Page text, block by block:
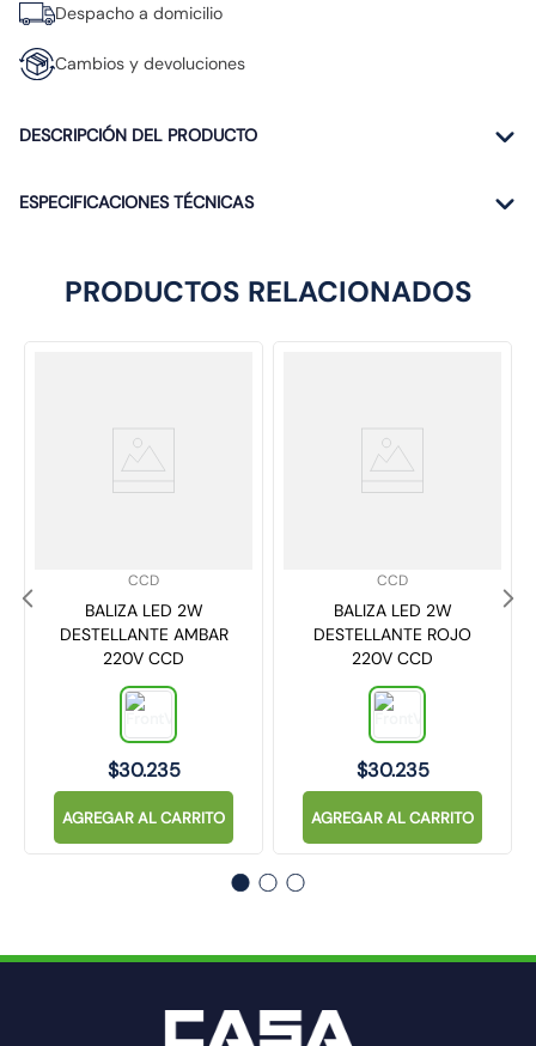
Despacho a domicilio
Cambios y devoluciones
DESCRIPCIÓN DEL PRODUCTO
ESPECIFICACIONES TÉCNICAS
PRODUCTOS RELACIONADOS
CCD
BALIZA LED 2W
DESTELLANTE AMBAR
220V CCD
$30.235
AGREGAR AL CARRITO
CCD
BALIZA LED 2W
DESTELLANTE ROJO
220V CCD
$30.235
AGREGAR AL CARRITO